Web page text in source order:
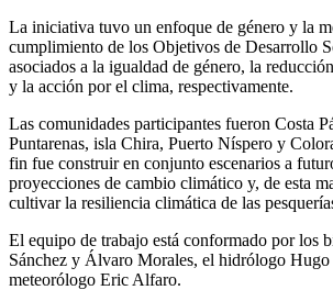
La iniciativa tuvo un enfoque de género y la
cumplimiento de los Objetivos de Desarrollo
asociados a la igualdad de género, la
y la acción por el clima, respectivamente.
Las comunidades participantes fueron Costa
Puntarenas, isla Chira, Puerto Níspero y
fin fue construir en conjunto escenarios a
proyecciones de cambio climático y, de esta
cultivar la resiliencia climática de las
El equipo de trabajo está conformado por los
Sánchez y Álvaro Morales, el hidrólogo
meteorólogo Eric Alfaro.